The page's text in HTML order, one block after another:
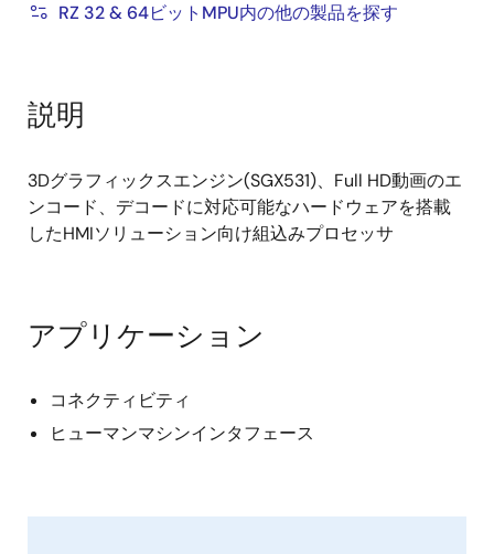
RZ 32 & 64ビットMPU内の他の製品を探す
説明
3Dグラフィックスエンジン(SGX531)、Full HD動画のエ
ンコード、デコードに対応可能なハードウェアを搭載
したHMIソリューション向け組込みプロセッサ
アプリケーション
コネクティビティ
ヒューマンマシンインタフェース